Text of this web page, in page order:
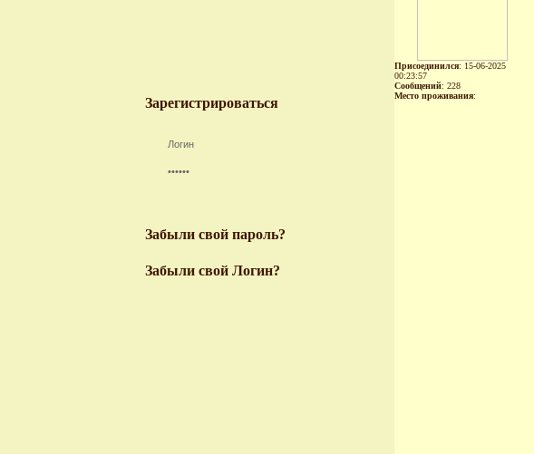
Зарегистрироваться
Забыли свой пароль?
Забыли свой Логин?
Присоединился: 15-06-2025
00:23:57
Сообщений: 228
Место проживания: